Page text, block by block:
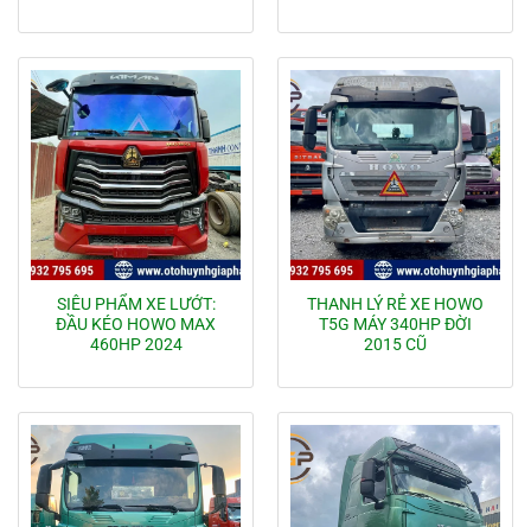
SIÊU PHẨM XE LƯỚT:
ĐẦU KÉO HOWO MAX
460HP 2024
THANH LÝ RẺ XE HOWO
T5G MÁY 340HP ĐỜI
2015 CŨ